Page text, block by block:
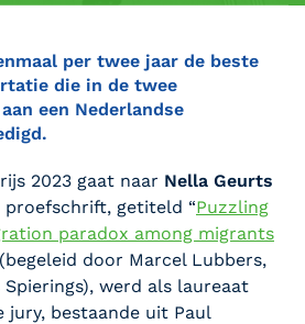
per twee jaar de beste
die in de twee
een Nederlandse
2023 gaat naar Nella Geurts
proefschrift, getiteld “Puzzling
paradox among migrants
door Marcel Lubbers,
Spierings), werd als laureaat
jury, bestaande uit Paul